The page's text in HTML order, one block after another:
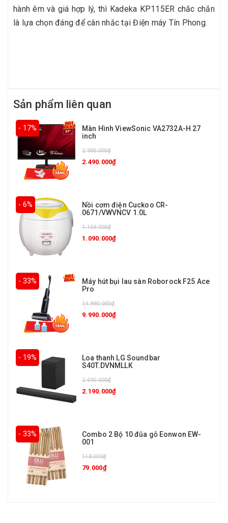
hành êm và giá hợp lý, thì Kadeka KP115ER chắc chắn
là lựa chọn đáng để cân nhắc tại Điện máy Tín Phong.
Sản phẩm liên quan
- 17%
Màn Hình ViewSonic VA2732A-H 27
inch
2.990.000₫
2.490.000₫
- 6%
Nồi cơm điện Cuckoo CR-
0671/VWVNCV 1.0L
1.159.000₫
1.090.000₫
- 33%
Máy hút bụi lau sàn Roborock F25 Ace
Pro
14.990.000₫
9.990.000₫
- 19%
Loa thanh LG Soundbar
S40T.DVNMLLK
2.690.000₫
2.190.000₫
- 33%
Combo 2 Bộ 10 đũa gỗ Eonwon EW-
001
118.000₫
79.000₫